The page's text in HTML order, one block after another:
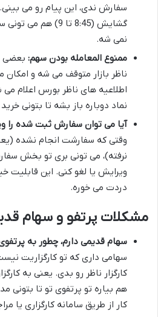
سفارش ندی، این پیام رو می
گشایش (8:45 تا 9)
نمی شه.
ممنوع المعامله بودن سهم: بعضی
ناظر بازار متوقف می شه و امکان
اطلاعیه های ناظر بورس اعلام می
نماد دوباره باز بشه تا بتونی
آیا می توان سفارش ثبت شده را
وقتی که سفارشت انجام نشده
نرفته)، می تونی بری تو بخش
ویرایش یا لغو کنی. این قابلیت
دردت می خوره.
مشکلات پرتفو و سهام
سهام قدیمی دارم، چطور به
سهامی داری که تو کارگزاریت
کارگزار ناظر رو بدی. یعنی به
هم بیاره تو پرتفوی تو تا بتونی
کار از طریق سامانه کارگزاری یا